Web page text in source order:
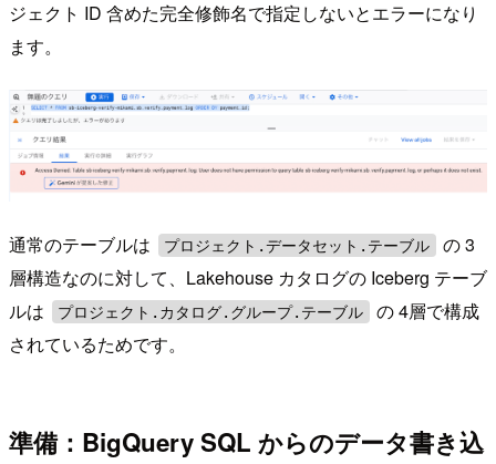
ジェクト ID 含めた完全修飾名で指定しないとエラーになり
ます。
通常のテーブルは プロジェクト.データセット.テーブル
の 3
層構造なのに対して、Lakehouse カタログの Iceberg テーブ
ルは
プロジェクト.カタログ.グループ.テーブル
の 4層で構成
されているためです。
準備：BigQuery SQL からのデータ書き込